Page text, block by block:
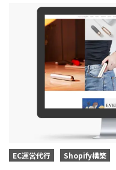
EC運営代行 Shopify構築